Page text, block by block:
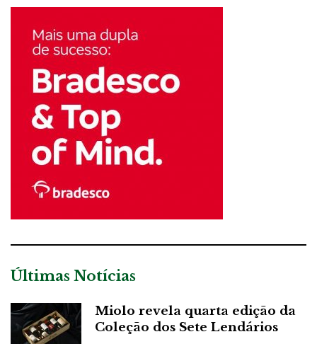
Últimas Notícias
Miolo revela quarta edição da
Coleção dos Sete Lendários